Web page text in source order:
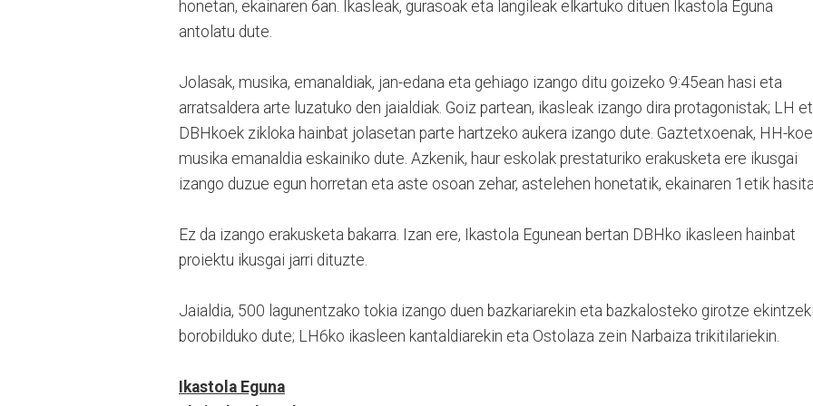
honetan, ekainaren 6an. Ikasleak, gurasoak eta langileak elkartuko dituen Ikastola Eguna
antolatu dute.
Jolasak, musika, emanaldiak, jan-edana eta gehiago izango ditu goizeko 9:45ean hasi eta
arratsaldera arte luzatuko den jaialdiak. Goiz partean, ikasleak izango dira protagonistak; LH
DBHkoek zikloka hainbat jolasetan parte hartzeko aukera izango dute. Gaztetxoenak, HH-
musika emanaldia eskainiko dute. Azkenik, haur eskolak prestaturiko erakusketa ere ikusgai
izango duzue egun horretan eta aste osoan zehar, astelehen honetatik, ekainaren 1etik hasita.
Ez da izango erakusketa bakarra. Izan ere, Ikastola Egunean bertan DBHko ikasleen hainbat
proiektu ikusgai jarri dituzte.
Jaialdia, 500 lagunentzako tokia izango duen bazkariarekin eta bazkalosteko girotze
borobilduko dute; LH6ko ikasleen kantaldiarekin eta Ostolaza zein Narbaiza trikitilariekin.
Ikastola Eguna